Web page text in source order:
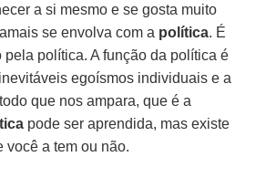
a si mesmo e se gosta muito
se envolva com a política. É
pela política. A função da política é
egoísmos individuais e a
que nos ampara, que é a
pode ser aprendida, mas existe
você a tem ou não.